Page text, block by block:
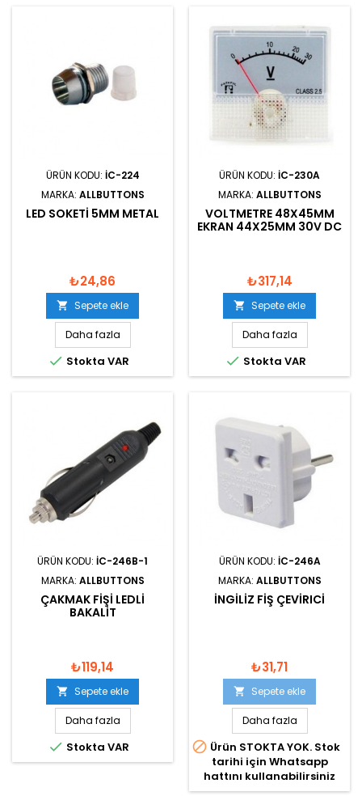
ÜRÜN KODU: IC-224
MARKA: ALLBUTTONS
LED SOKETI 5MM METAL
₺24,86
 Sepete ekle
Daha fazla
 Stokta VAR
ÜRÜN KODU: IC-230A
MARKA: ALLBUTTONS
VOLTMETRE 48X45MM
EKRAN 44X25MM 30V DC
₺317,14
 Sepete ekle
Daha fazla
 Stokta VAR
ÜRÜN KODU: IC-246B-1
MARKA: ALLBUTTONS
ÇAKMAK FIŞI LEDLI
BAKALIT
₺119,14
 Sepete ekle
Daha fazla
 Stokta VAR
ÜRÜN KODU: IC-246A
MARKA: ALLBUTTONS
INGILIZ FIŞ ÇEVIRICI
₺31,71
 Sepete ekle
Daha fazla
 Ürün STOKTA YOK. Stok
tarihi için Whatsapp
hattını kullanabilirsiniz